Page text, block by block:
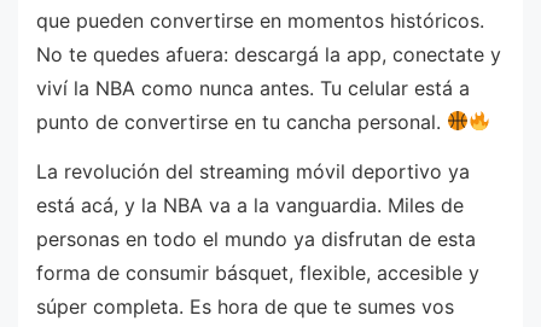
que pueden convertirse en momentos históricos.
No te quedes afuera: descargá la app, conectate y
viví la NBA como nunca antes. Tu celular está a
punto de convertirse en tu cancha personal.
La revolución del streaming móvil deportivo ya
está acá, y la NBA va a la vanguardia. Miles de
personas en todo el mundo ya disfrutan de esta
forma de consumir básquet, flexible, accesible y
súper completa. Es hora de que te sumes vos